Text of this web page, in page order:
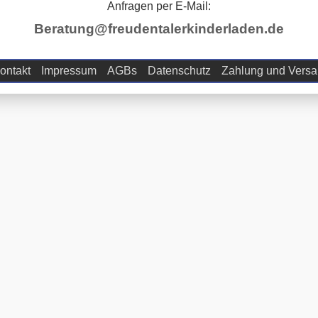
Anfragen per E-Mail:
Beratung@freudentalerkinderladen.de
Impressum AGBs Datenschutz Zahlung und